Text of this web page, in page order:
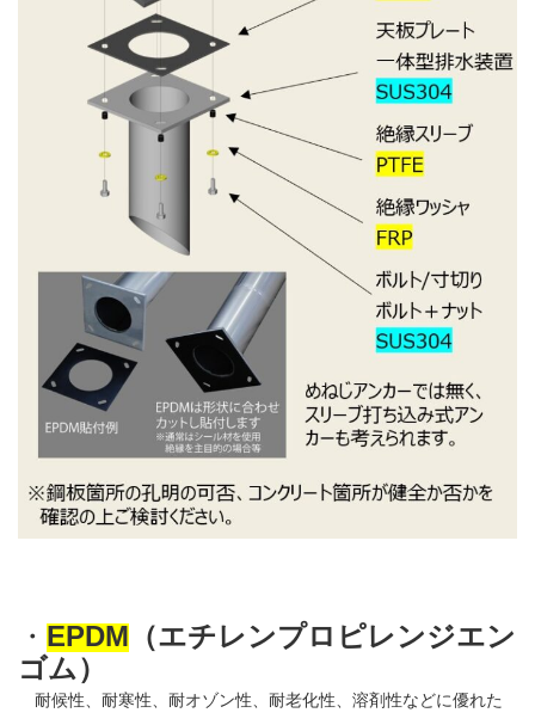
・ EPDM （エチレンプロピレンジエン
ゴム）
耐候性、耐寒性、耐オゾン性、耐老化性、溶剤性などに優れた